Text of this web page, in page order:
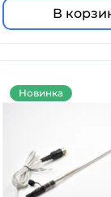
В
Новинка